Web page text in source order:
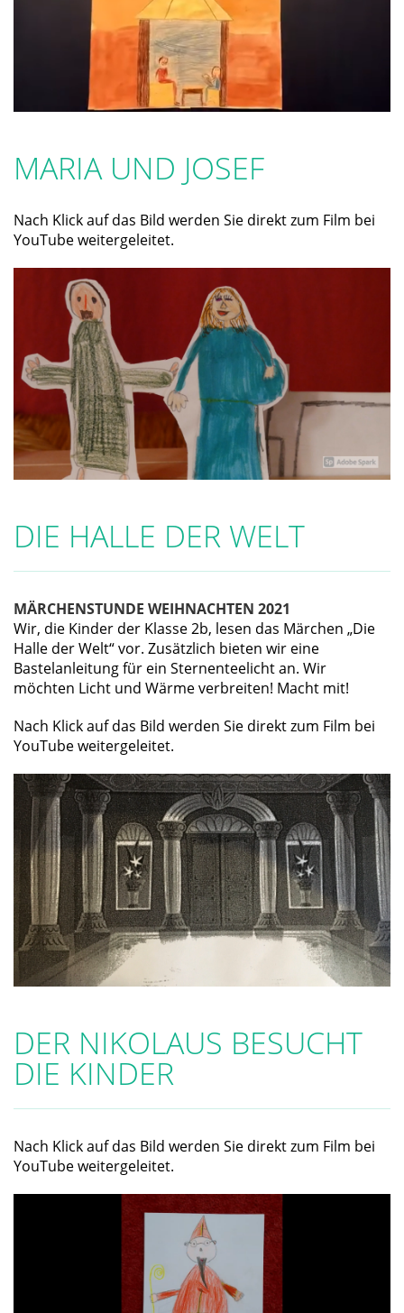
MARIA UND JOSEF
Nach Klick auf das Bild werden Sie direkt zum Film bei
YouTube weitergeleitet.
DIE HALLE DER WELT
MÄRCHENSTUNDE WEIHNACHTEN 2021
Wir, die Kinder der Klasse 2b, lesen das Märchen „Die
Halle der Welt“ vor. Zusätzlich bieten wir eine
Bastelanleitung für ein Sternenteelicht an. Wir
möchten Licht und Wärme verbreiten! Macht mit!
Nach Klick auf das Bild werden Sie direkt zum Film bei
YouTube weitergeleitet.
DER NIKOLAUS BESUCHT
DIE KINDER
Nach Klick auf das Bild werden Sie direkt zum Film bei
YouTube weitergeleitet.